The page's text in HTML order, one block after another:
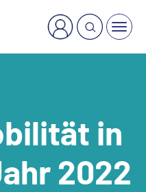
in
2022